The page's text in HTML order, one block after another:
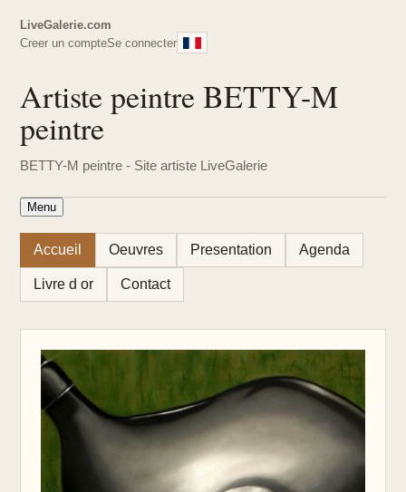
LiveGalerie.com
Creer un compteSe connecter
Artiste peintre BETTY-M
peintre
BETTY-M peintre - Site artiste LiveGalerie
Menu
Accueil Oeuvres Presentation Agenda
Livre d or Contact